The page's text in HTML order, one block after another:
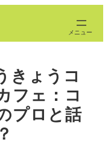
きょうコ
フェ：コ
プロと話